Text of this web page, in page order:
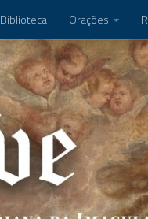
Biblioteca Orações